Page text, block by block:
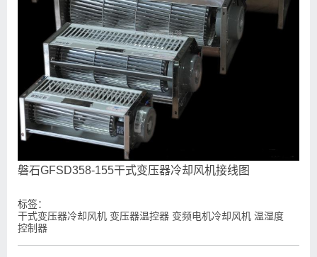
磐石GFSD358-155干式变压器冷却风机接线图
标签：
干式变压器冷却风机 变压器温控器 变频电机冷却风机 温湿度
控制器